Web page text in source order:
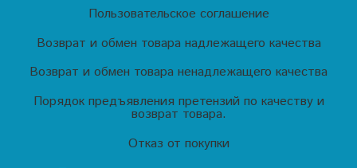
Пользовательское соглашение
Возврат и обмен товара надлежащего качества
Возврат и обмен товара ненадлежащего качества
Порядок предъявления претензий по качеству и
возврат товара.
Отказ от покупки